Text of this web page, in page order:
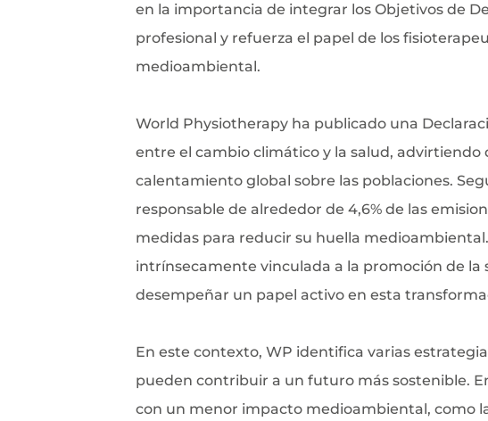
en la importancia de integrar los Objetivos de
profesional y refuerza el papel de los
medioambiental.
World Physiotherapy ha publicado una
entre el cambio climático y la salud, advirtiendo
calentamiento global sobre las poblaciones.
responsable de alrededor de 4,6% de las
medidas para reducir su huella
intrínsecamente vinculada a la promoción de la
desempeñar un papel activo en esta
En este contexto, WP identifica varias
pueden contribuir a un futuro más sostenible.
con un menor impacto medioambiental, como